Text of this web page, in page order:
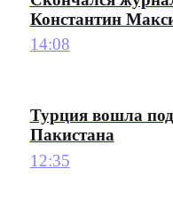
Константин
14:08
Турция вошла
Пакистана
12:35